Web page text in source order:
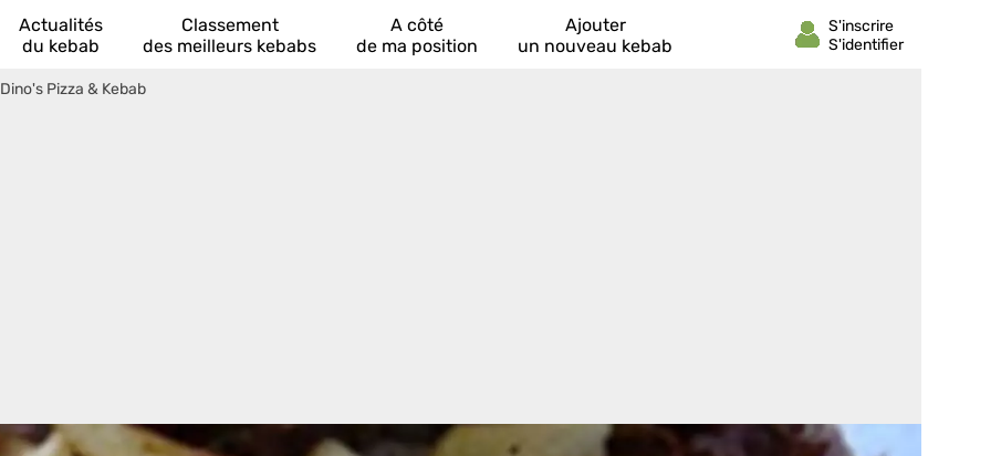
Actualités
du kebab
Classement
des meilleurs kebabs
A côté
de ma position
Ajouter
un nouveau kebab
Dino's Pizza & Kebab